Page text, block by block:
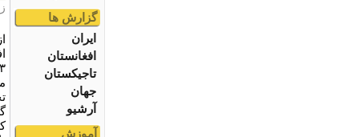
گزارش ها
ایران
افغانستان
تاجیکستان
جهان
آرشیو
آموزش